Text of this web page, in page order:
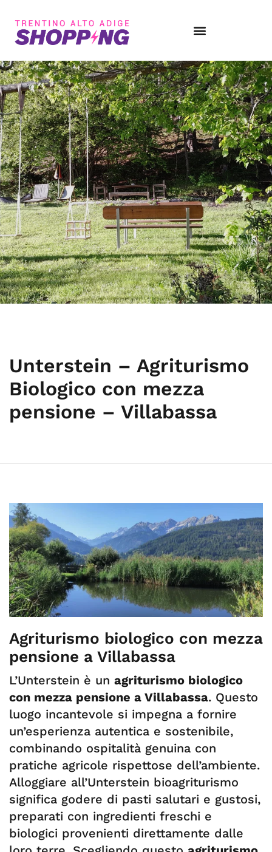
Unterstein – Agriturismo
Biologico con mezza
pensione – Villabassa
Agriturismo biologico con mezza
pensione a Villabassa
L’Unterstein è un agriturismo biologico
con mezza pensione a Villabassa. Questo
luogo incantevole si impegna a fornire
un’esperienza autentica e sostenibile,
combinando ospitalità genuina con
pratiche agricole rispettose dell’ambiente.
Alloggiare all’Unterstein bioagriturismo
significa godere di pasti salutari e gustosi,
preparati con ingredienti freschi e
biologici provenienti direttamente dalle